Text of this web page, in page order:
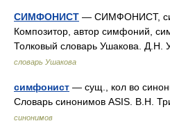
СИМФОНИСТ — СИМФОНИСТ,
Композитор, автор симфоний,
Толковый словарь Ушакова.
словарь Ушакова
симфонист — сущ., кол во
Словарь синонимов ASIS. В.Н.
синонимов